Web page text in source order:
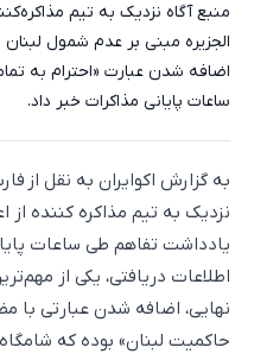
منبع آگاه نزدیک به تیم
الجزیره مبنی بر عدم شمول لبنان
اضافه شدن عبارت «احترام به
ساعات پایانی مذاکرات خبر داد.
به گزارش اکوایران به نقل از
نزدیک به تیم مذاکره کننده از
یادداشت تفاهم طی ساعات
اطلاعات دریافتی، یکی از
نهایی، اضافه شدن عبارتی با
حاکمیت لبنان» بوده که